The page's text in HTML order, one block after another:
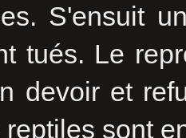
S'ensuit
tués. Le
devoir et
sont